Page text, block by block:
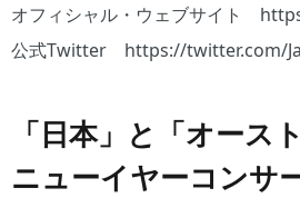
オフィシャル・ウェブサイト
公式Twitter https://twitter.com/
「日本」と「オース
ニューイヤーコン